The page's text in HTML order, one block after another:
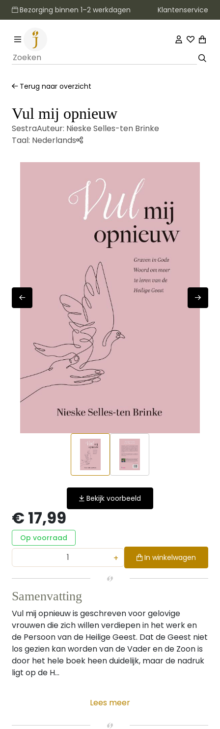
Bezorging binnen 1–2 werkdagen Klantenservice
Terug naar overzicht
Vul mij opnieuw
SestraAuteur: Nieske Selles-ten Brinke
Taal: Nederlands
Bekijk voorbeeld
€ 17,99
Op voorraad
+ In winkelwagen
Samenvatting
Vul mij opnieuw is geschreven voor gelovige
vrouwen die zich willen verdiepen in het werk en
de Persoon van de Heilige Geest. Dat de Geest niet
los gezien kan worden van de Vader en de Zoon is
door het hele boek heen duidelijk, maar de nadruk
ligt op de H...
Lees meer